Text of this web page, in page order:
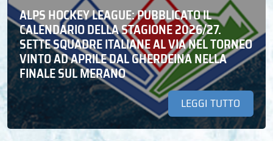
ALPS HOCKEY LEAGUE: PUBBLICATO IL
CALENDARIO DELLA STAGIONE 2026/27.
SETTE SQUADRE ITALIANE AL VIA NEL TORNEO
VINTO AD APRILE DAL GHERDEINA NELLA
FINALE SUL MERANO
LEGGI TUTTO